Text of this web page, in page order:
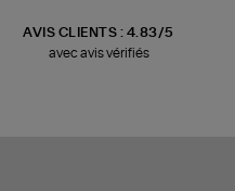
AVIS CLIENTS : 4.83/5
avec avis vérifiés